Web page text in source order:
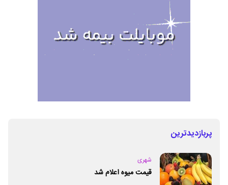
پربازدیدترین
شهری
قیمت میوه اعلام شد